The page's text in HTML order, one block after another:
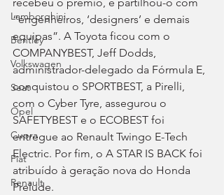
Lamborghini
Bentley
Volkswagen
Seat
Opel
Cupra
Fiat
Renault
“engenheiros, ‘designers’ e demais
equipas”. A Toyota ficou com o
COMPANYBEST, Jeff Dodds,
administrador-delegado da Fórmula E,
conquistou o SPORTBEST, a Pirelli,
com o Cyber Tyre, assegurou o
SAFETYBEST e o ECOBEST foi
entregue ao Renault Twingo E-Tech
Electric. Por fim, o A STAR IS BACK foi
atribuído à geração nova do Honda
Prelude.